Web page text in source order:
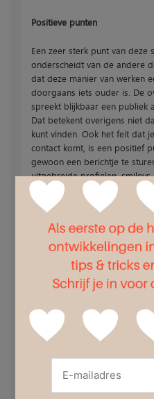
Positieve punten
Een zeer sterk punt van deze
onderscheidt van de andere
dat deze manier van werken
doorgaans iets ouder is. De
spreekt blijkbaar een publiek
Dat betekent overigens niet
kunt vinden. Ook het feit dat
contact komt, is een positief
gewoon een berichtje te
uitgebreide profielen,
groet wordt hier nog
Er zijn niet veel negatieve
site groeit gestaag en meer
te vinden naar deze site.
zouden willen zien, zijn de
(en ja, je kunt met een gratis
maar wanneer je de site echt
over credits te beschikken.
niet heel duur. Voor 25